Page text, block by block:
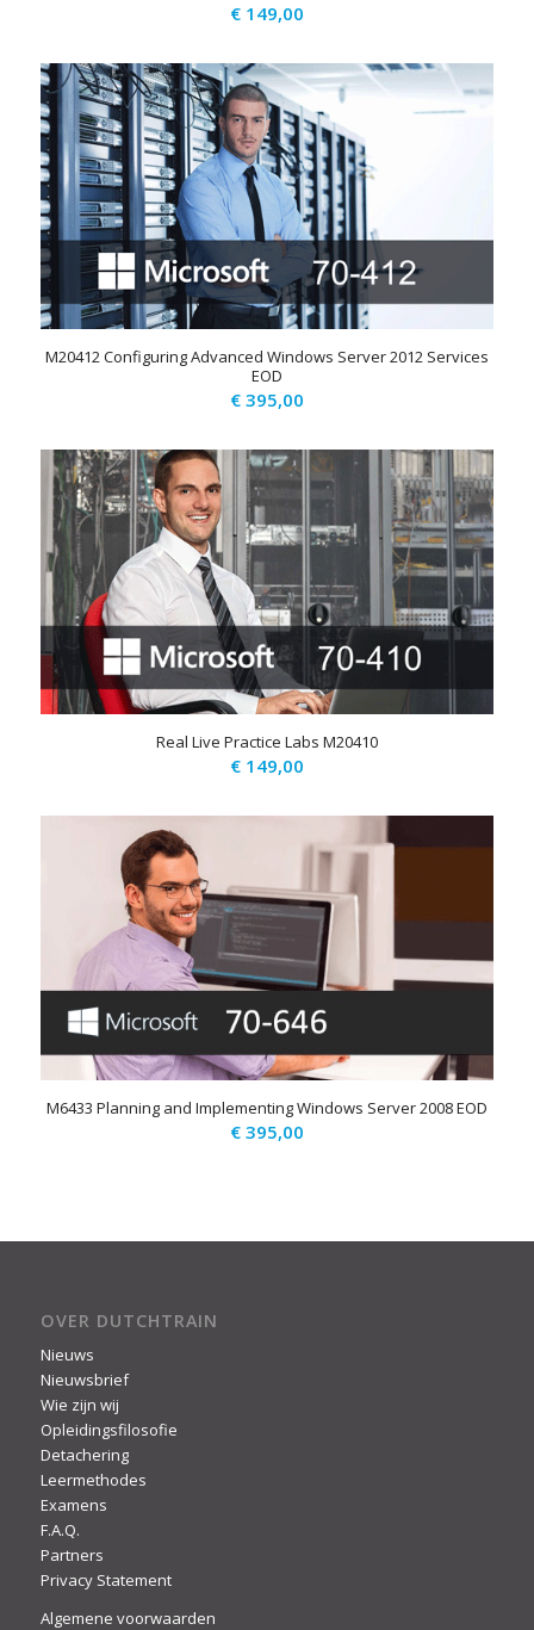
€149,00
M20412 Configuring Advanced Windows Server 2012 Services
EOD
€395,00
Real Live Practice Labs M20410
€149,00
M6433 Planning and Implementing Windows Server 2008 EOD
€395,00
OVER DUTCHTRAIN
Nieuws
Nieuwsbrief
Wie zijn wij
Opleidingsfilosofie
Detachering
Leermethodes
Examens
F.A.Q.
Partners
Privacy Statement
Algemene voorwaarden